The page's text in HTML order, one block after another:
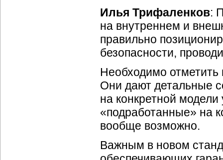
Илья Трифаленков:
на внутреннем и
правильно
безопасности,
Необходимо
Они дают детальные
на конкретной
«подработанные» на
вообще возможно.
Важным в новом